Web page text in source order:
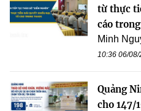
từ thực
cáo
Minh
10:36 06/
Quảng
cho 147/